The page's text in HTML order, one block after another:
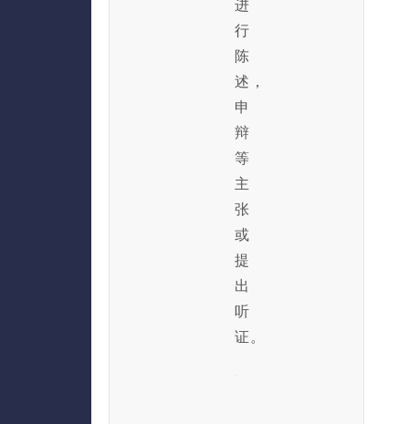
进
行
陈
述，
申
辩
等
主
张
或
提
出
听
证。